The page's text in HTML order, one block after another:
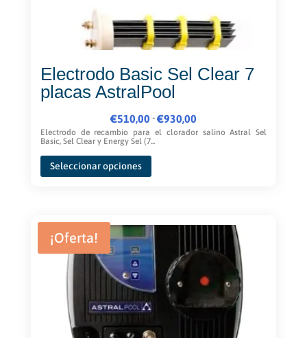
Electrodo Basic Sel Clear 7
placas AstralPool
€510,00 -€930,00
Rango
de
Electrodo de recambio para el clorador salino Astral Sel
Basic, Sel Clear y Energy Sel (7...
Seleccionar opciones
Las
opciones
se
pueden
elegir
en
¡Oferta!